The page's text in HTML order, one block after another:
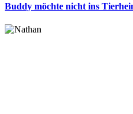
Buddy möchte nicht ins